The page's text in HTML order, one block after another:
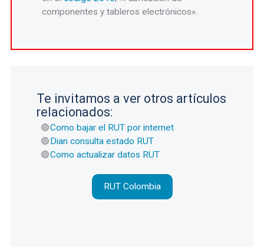
componentes y tableros electrónicos».
Te invitamos a ver otros artículos
relacionados:
Como bajar el RUT por internet
Dian consulta estado RUT
Como actualizar datos RUT
RUT Colombia